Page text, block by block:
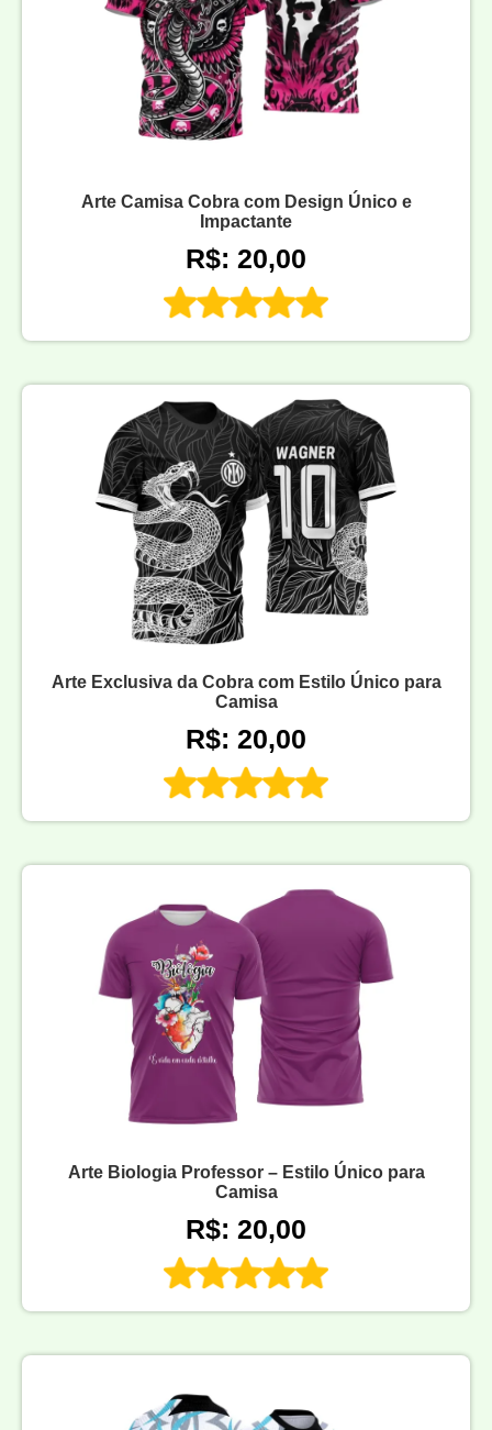
Arte Camisa Cobra com Design Único e
Impactante
R$: 20,00
Arte Exclusiva da Cobra com Estilo Único para
Camisa
R$: 20,00
Arte Biologia Professor – Estilo Único para
Camisa
R$: 20,00